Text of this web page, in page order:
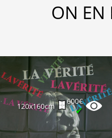
ON EN
120x160cm
600€
✔